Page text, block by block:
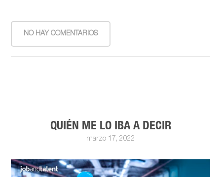
NO HAY COMENTARIOS
QUIÉN ME LO IBA A DECIR
marzo 17, 2022